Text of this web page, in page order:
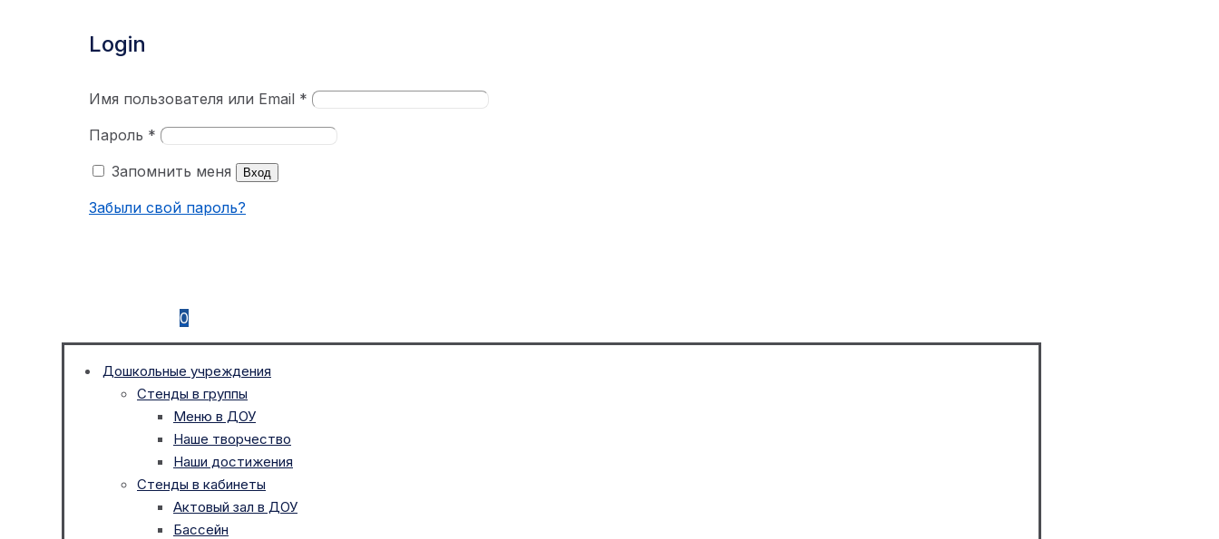
Login
Имя пользователя или Email *
Пароль *
Запомнить меня
Вход
Забыли свой пароль?
0
Дошкольные учреждения
Стенды в группы
Меню в ДОУ
Наше творчество
Наши достижения
Стенды в кабинеты
Актовый зал в ДОУ
Бассейн